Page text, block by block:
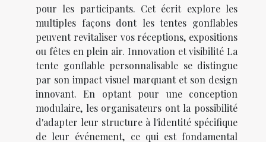
pour les participants. Cet écrit explore les
multiples façons dont les tentes gonflables
peuvent revitaliser vos réceptions, expositions
ou fêtes en plein air. Innovation et visibilité La
tente gonflable personnalisable se distingue
par son impact visuel marquant et son design
innovant. En optant pour une conception
modulaire, les organisateurs ont la possibilité
d'adapter leur structure à l'identité spécifique
de leur événement, ce qui est fondamental